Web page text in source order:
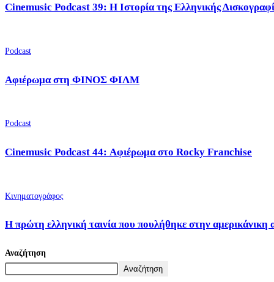
Cinemusic Podcast 39: Η Ιστορία της Ελληνικής
Podcast
Αφιέρωμα στη ΦΙΝΟΣ ΦΙΛΜ
Podcast
Cinemusic Podcast 44: Αφιέρωμα στο Rocky Franchise
Κινηματογράφος
Η πρώτη ελληνική ταινία που πουλήθηκε στην αμερικάνικη
Αναζήτηση
Αναζήτηση